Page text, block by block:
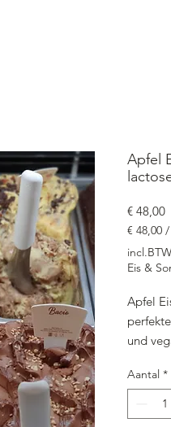
Apfel
€ 48,00
€ 48,00 /
€ 48,00
per
4750
incl.BTW
Eis &
Apfel
und
Pfeffer,
Take
Aantal *